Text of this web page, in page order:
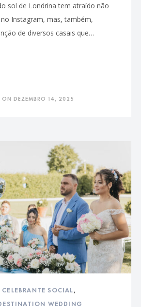
sol de Londrina tem atraído não
no Instagram, mas, também,
de diversos casais que…
ON DEZEMBRO 14, 2025
CELEBRANTE SOCIAL,
WEDDING